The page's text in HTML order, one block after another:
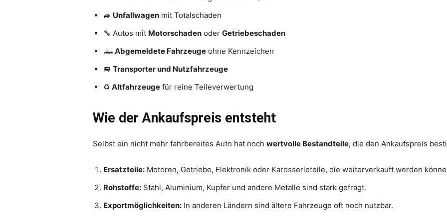
🚙 Unfallwagen mit Totalschaden
🔧 Autos mit Motorschaden oder Getriebeschaden
🛻 Abgemeldete Fahrzeuge ohne Kennzeichen
🚐 Transporter und Nutzfahrzeuge
♻️ Altfahrzeuge für reine Teileverwertung
Wie der Ankaufspreis entsteht
Selbst ein nicht mehr fahrbereites Auto hat noch wertvolle Bestandteile, die den Ankaufspreis
Ersatzteile: Motoren, Getriebe, Elektronik oder Karosserieteile, die weiterverkauft werden
Rohstoffe: Stahl, Aluminium, Kupfer und andere Metalle sind stark gefragt.
Exportmöglichkeiten: In anderen Ländern sind ältere Fahrzeuge oft noch nutzbar.